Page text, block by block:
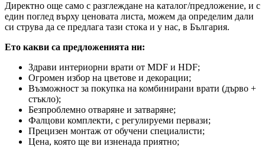
Директно още само с разглеждане на каталог/предложение, и с
един поглед върху ценовата листа, можем да определим дали
си струва да се предлага тази стока и у нас, в България.
Ето какви са предложенията ни:
Здрави интериорни врати от MDF и HDF;
Огромен избор на цветове и декорации;
Възможност за покупка на комбинирани врати (дърво +
стъкло);
Безпроблемно отваряне и затваряне;
Фалцови комплекти, с регулируеми первази;
Прецизен монтаж от обучени специалисти;
Цена, която ще ви изненада приятно;